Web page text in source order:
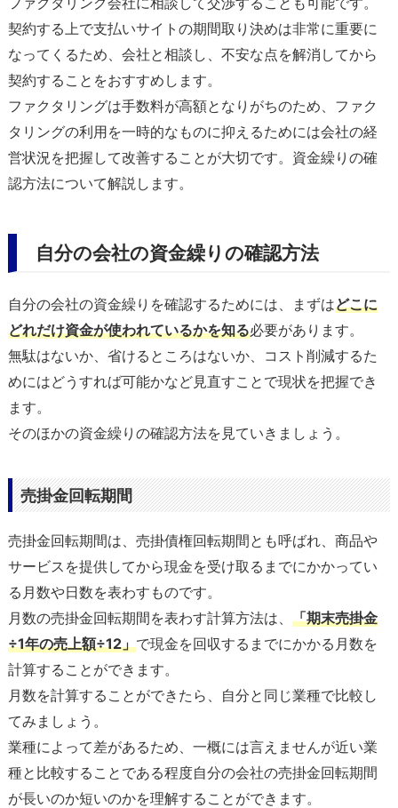
契約する上で支払いサイトの期間取り決めは非常に重要に
なってくるため、会社と相談し、不安な点を解消してから
契約することをおすすめします。
ファクタリングは手数料が高額となりがちのため、ファク
タリングの利用を一時的なものに抑えるためには会社の経
営状況を把握して改善することが大切です。資金繰りの確
認方法について解説します。
自分の会社の資金繰りの確認方法
自分の会社の資金繰りを確認するためには、まずはどこに
どれだけ資金が使われているかを知る必要があります。
無駄はないか、省けるところはないか、コスト削減するた
めにはどうすれば可能かなど見直すことで現状を把握でき
ます。
そのほかの資金繰りの確認方法を見ていきましょう。
売掛金回転期間
売掛金回転期間は、売掛債権回転期間とも呼ばれ、商品や
サービスを提供してから現金を受け取るまでにかかってい
る月数や日数を表わすものです。
月数の売掛金回転期間を表わす計算方法は、 「期末売掛金
÷1年の売上額÷12」で現金を回収するまでにかかる月数を
計算することができます。
月数を計算することができたら、自分と同じ業種で比較し
てみましょう。
業種によって差があるため、一概には言えませんが近い業
種と比較することである程度自分の会社の売掛金回転期間
が長いのか短いのかを理解することができます。